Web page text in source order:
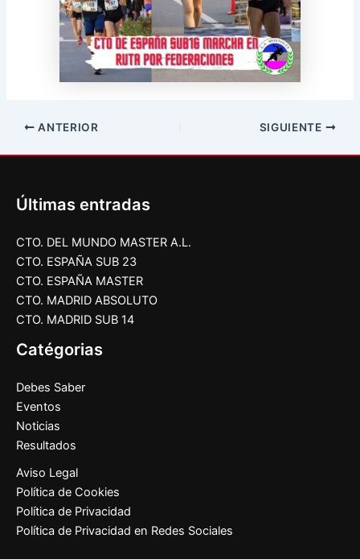
ANTERIOR SIGUIENTE
Últimas entradas
CTO. DEL MUNDO MASTER A.L.
CTO. ESPAÑA SUB 23
CTO. ESPAÑA MASTER
CTO. MADRID ABSOLUTO
CTO. MADRID SUB 14
Catégorias
Debes Saber
Eventos
Noticias
Resultados
Aviso Legal
Política de Cookies
Política de Privacidad
Política de Privacidad en Redes Sociales